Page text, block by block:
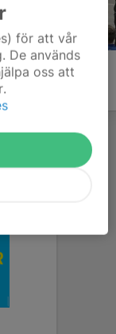
för att vår
De används
oss att